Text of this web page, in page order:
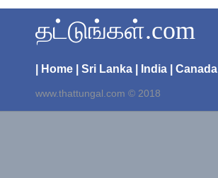
தட்டுங்கள்.com
| Home | Sri Lanka | India | Canada
www.thattungal.com © 2018